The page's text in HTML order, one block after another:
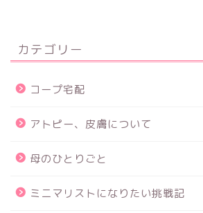
カテゴリー
コープ宅配
アトピー、皮膚について
母のひとりごと
ミニマリストになりたい挑戦記